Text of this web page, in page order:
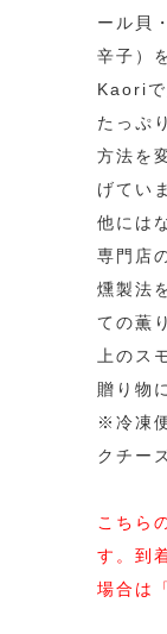
ール貝
辛子）
Kaoriで
たっぷ
方法を
げてい
他には
専門店
燻製法
ての薫
上のス
贈り物
※冷凍
クチー
こちら
す。到
場合は